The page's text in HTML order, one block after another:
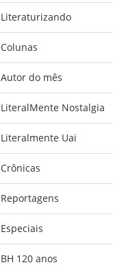
Literaturizando
Colunas
Autor do mês
LiteralMente Nostalgia
Literalmente Uai
Crônicas
Reportagens
Especiais
BH 120 anos